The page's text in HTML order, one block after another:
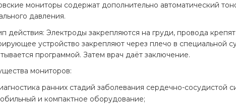
мониторы содержат дополнительно автоматический
давления.
действия: Электроды закрепляются на груди, провода
устройство закрепляют через плечо в специальной
программой. Затем врач даёт заключение.
мониторов:
ранних стадий заболевания сердечно-сосудистой
и компактное оборудование;